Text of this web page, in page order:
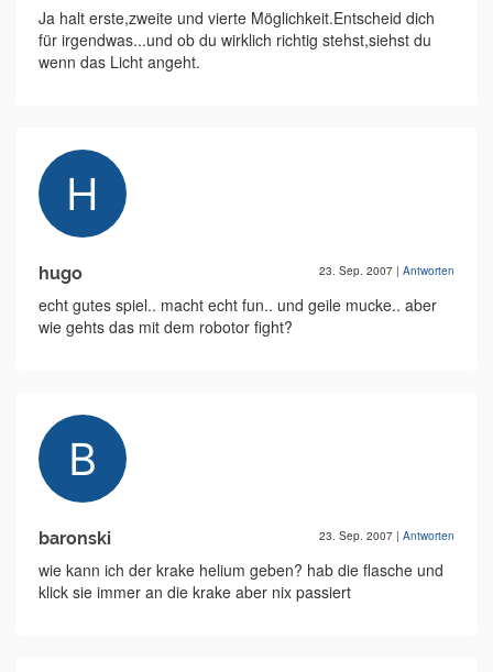
Ja halt erste,zweite und vierte Möglichkeit.Entscheid dich
für irgendwas...und ob du wirklich richtig stehst,siehst du
wenn das Licht angeht.
hugo 23. Sep. 2007 | Antworten
echt gutes spiel.. macht echt fun.. und geile mucke.. aber
wie gehts das mit dem robotor fight?
baronski 23. Sep. 2007 | Antworten
wie kann ich der krake helium geben? hab die flasche und
klick sie immer an die krake aber nix passiert